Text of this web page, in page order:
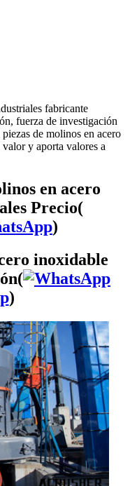
fabricante
fuerza de investigación
de molinos en acero
y aporta valores a
en acero
Precio(
)
inoxidable
)